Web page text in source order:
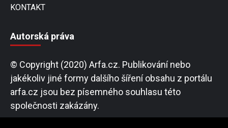
KONTAKT
Autorská práva
© Copyright (2020) Arfa.cz. Publikování nebo
jakékoliv jiné formy dalšího šíření obsahu z portálu
arfa.cz jsou bez písemného souhlasu této
společnosti zakázány.